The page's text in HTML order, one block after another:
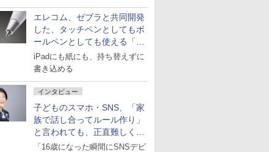
エレコム、ゼブラと共同開発
した、タッチペンとしてもボ
ールペンとしても使える「ス
タイラスツーウェイ」発売
iPadにも紙にも、持ち替えずに
書き込める
インタビュー
子どものスマホ・SNS、「家
族で話し合ってルール作り」
と言われても、正直難しくな
いですか？
「16歳になった瞬間にSNSデビ